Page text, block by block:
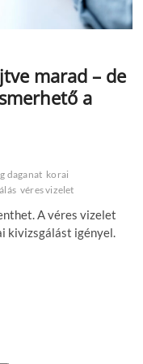
marad – de
a
daganat korai
véres vizelet
A véres vizelet
kivizsgálást igényel.